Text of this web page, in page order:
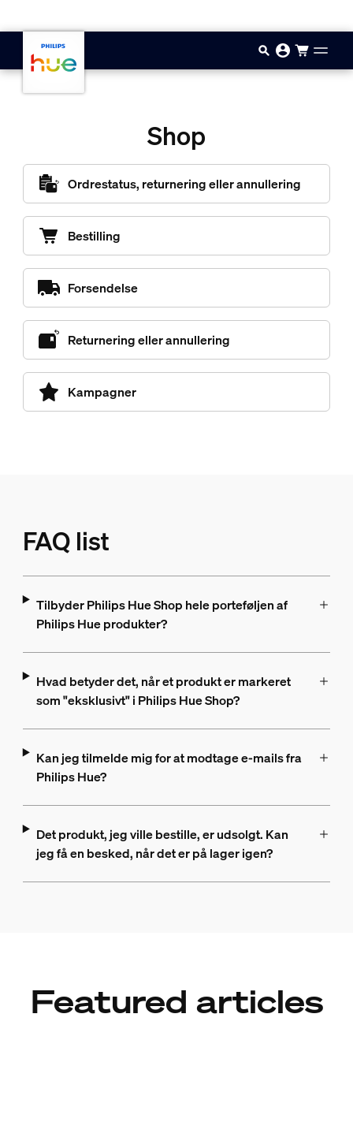
Shop
Ordrestatus, returnering eller annullering
Bestilling
Forsendelse
Returnering eller annullering
Kampagner
FAQ list
Tilbyder Philips Hue Shop hele porteføljen af
Philips Hue produkter?
Hvad betyder det, når et produkt er markeret
som "eksklusivt" i Philips Hue Shop?
Kan jeg tilmelde mig for at modtage e-mails fra
Philips Hue?
Det produkt, jeg ville bestille, er udsolgt. Kan
jeg få en besked, når det er på lager igen?
Featured articles